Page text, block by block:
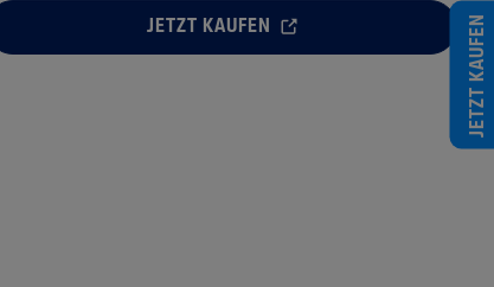
JETZT KAUFEN JETZT KAUFEN